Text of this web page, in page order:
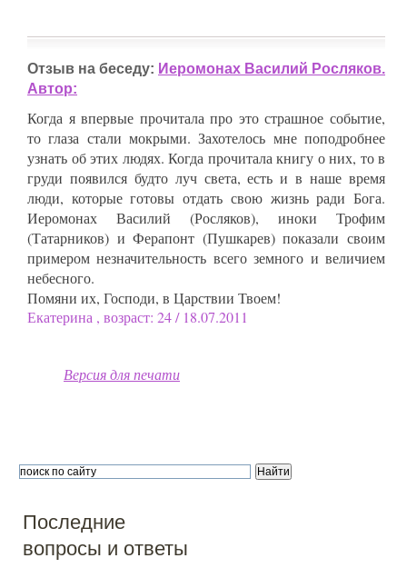
Отзыв на беседу: Иеромонах Василий Росляков.
Автор:
Когда я впервые прочитала про это страшное событие,
то глаза стали мокрыми. Захотелось мне поподробнее
узнать об этих людях. Когда прочитала книгу о них, то в
груди появился будто луч света, есть и в наше время
люди, которые готовы отдать свою жизнь ради Бога.
Иеромонах Василий (Росляков), иноки Трофим
(Татарников) и Ферапонт (Пушкарев) показали своим
примером незначительность всего земного и величием
небесного.
Помяни их, Господи, в Царствии Твоем!
Екатерина , возраст: 24 / 18.07.2011
Версия для печати
Последние
вопросы и ответы